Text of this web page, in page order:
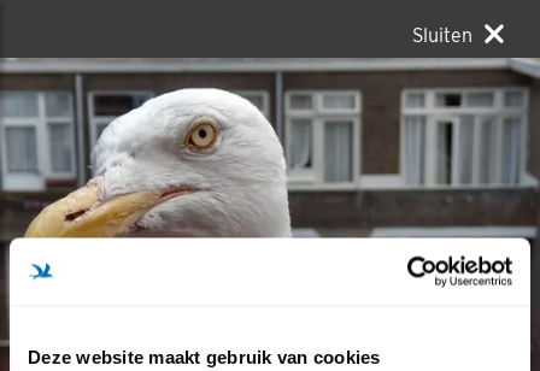
Deze website maakt gebruik van cookies
Sluiten